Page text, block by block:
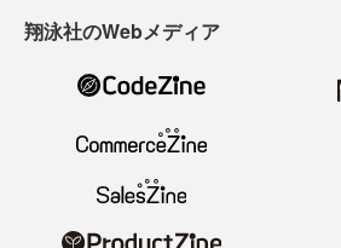
翔泳社のWebメディア